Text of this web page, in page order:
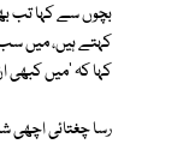
بچوں سے کہا تب
کہتے ہیں، میں سب
کہا کہ 'میں کبھی
رسا چغتائی اچھی